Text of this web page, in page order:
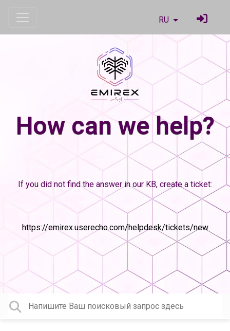
RU
How can we help?
If you did not find the answer in our KB, create a ticket:
https://emirex.userecho.com/helpdesk/tickets/new